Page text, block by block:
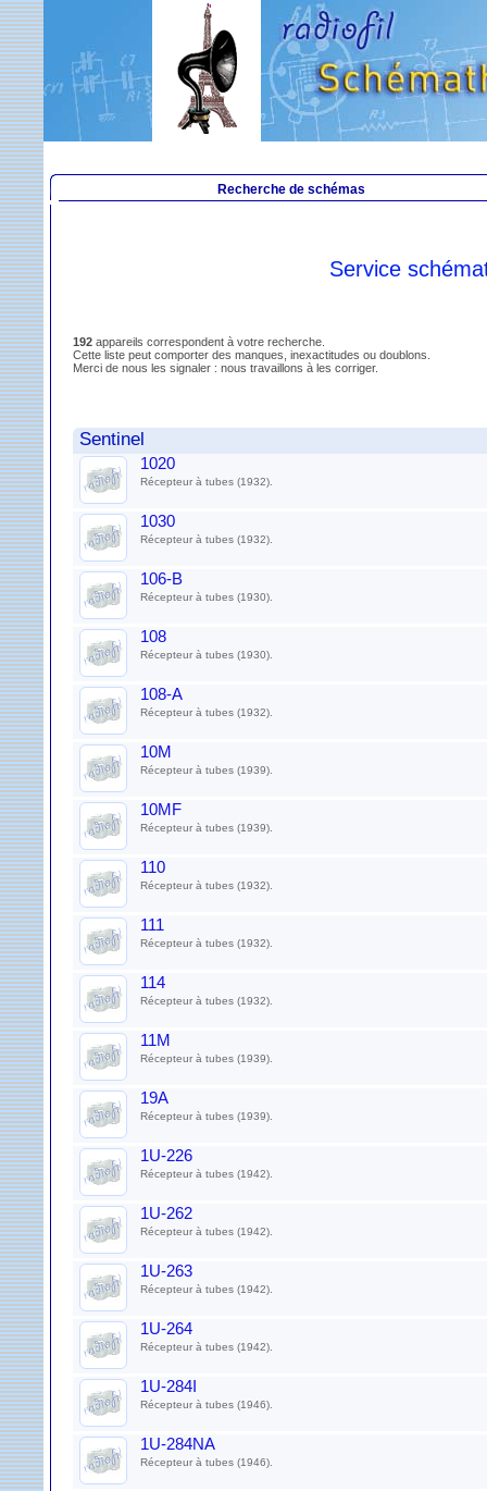
Recherche de schémas
Service
192 appareils correspondent à votre recherche.
Cette liste peut comporter des manques, inexactitudes ou doublons.
Merci de nous les signaler : nous travaillons à les corriger.
Sentinel
1020
Récepteur à tubes (1932).
1030
Récepteur à tubes (1932).
106-B
Récepteur à tubes (1930).
108
Récepteur à tubes (1930).
108-A
Récepteur à tubes (1932).
10M
Récepteur à tubes (1939).
10MF
Récepteur à tubes (1939).
110
Récepteur à tubes (1932).
111
Récepteur à tubes (1932).
114
Récepteur à tubes (1932).
11M
Récepteur à tubes (1939).
19A
Récepteur à tubes (1939).
1U-226
Récepteur à tubes (1942).
1U-262
Récepteur à tubes (1942).
1U-263
Récepteur à tubes (1942).
1U-264
Récepteur à tubes (1942).
1U-284I
Récepteur à tubes (1946).
1U-284NA
Récepteur à tubes (1946).